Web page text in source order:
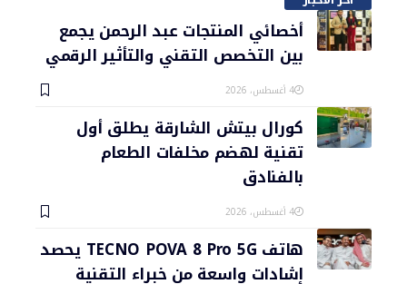
أخصائي المنتجات عبد الرحمن يجمع
بين التخصص التقني والتأثير الرقمي
4 أغسطس، 2026
كورال بيتش الشارقة يطلق أول
تقنية لهضم مخلفات الطعام
بالفنادق
4 أغسطس، 2026
هاتف TECNO POVA 8 Pro 5G يحصد
إشادات واسعة من خبراء التقنية